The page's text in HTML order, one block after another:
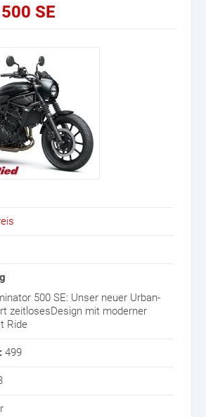
SE
500 SE: Unser neuer Urban-
zeitlosesDesign mit moderner
Ride
499